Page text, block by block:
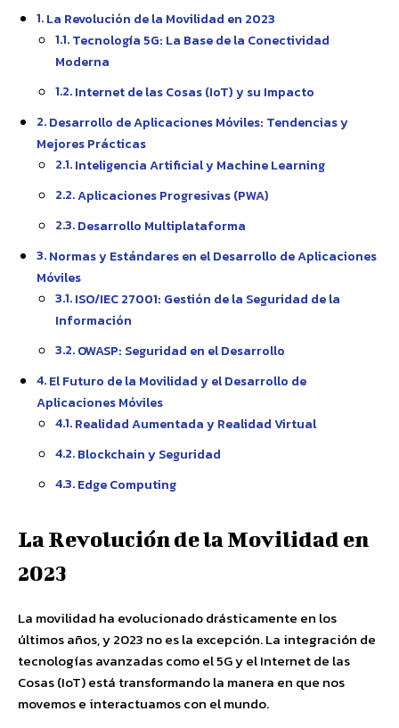
La Revolución de la Movilidad en 2023
Tecnología 5G: La Base de la Conectividad
Moderna
Internet de las Cosas (IoT) y su Impacto
Desarrollo de Aplicaciones Móviles: Tendencias y
Mejores Prácticas
Inteligencia Artificial y Machine Learning
Aplicaciones Progresivas (PWA)
Desarrollo Multiplataforma
Normas y Estándares en el Desarrollo de Aplicaciones
Móviles
ISO/IEC 27001: Gestión de la Seguridad de la
Información
OWASP: Seguridad en el Desarrollo
El Futuro de la Movilidad y el Desarrollo de
Aplicaciones Móviles
Realidad Aumentada y Realidad Virtual
Blockchain y Seguridad
Edge Computing
La Revolución de la Movilidad en
2023
La movilidad ha evolucionado drásticamente en los
últimos años, y 2023 no es la excepción. La integración de
tecnologías avanzadas como el 5G y el Internet de las
Cosas (IoT) está transformando la manera en que nos
movemos e interactuamos con el mundo.